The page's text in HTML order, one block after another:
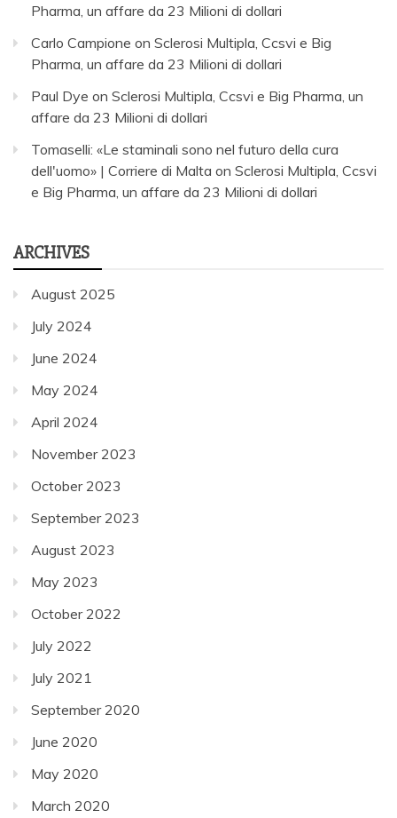
Pharma, un affare da 23 Milioni di dollari
Carlo Campione on Sclerosi Multipla, Ccsvi e Big
Pharma, un affare da 23 Milioni di dollari
Paul Dye on Sclerosi Multipla, Ccsvi e Big Pharma, un
affare da 23 Milioni di dollari
Tomaselli: «Le staminali sono nel futuro della cura
dell'uomo» | Corriere di Malta on Sclerosi Multipla, Ccsvi
e Big Pharma, un affare da 23 Milioni di dollari
ARCHIVES
August 2025
July 2024
June 2024
May 2024
April 2024
November 2023
October 2023
September 2023
August 2023
May 2023
October 2022
July 2022
July 2021
September 2020
June 2020
May 2020
March 2020